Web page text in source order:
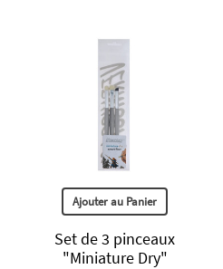
Ajouter au Panier
Set de 3 pinceaux
"Miniature Dry"